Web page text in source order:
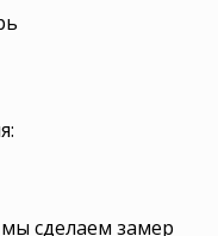
сделаем замер